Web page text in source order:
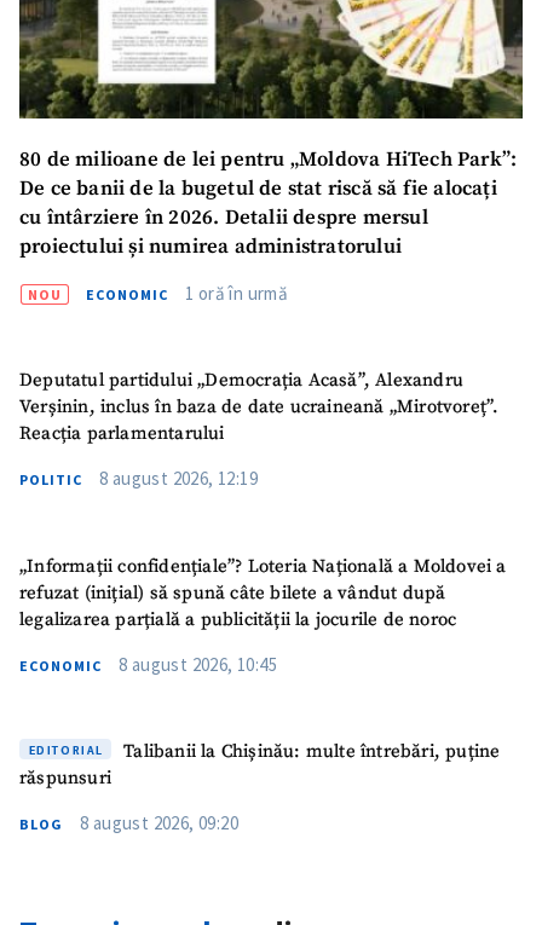
80 de milioane de lei pentru „Moldova HiTech Park”:
De ce banii de la bugetul de stat riscă să fie alocați
cu întârziere în 2026. Detalii despre mersul
proiectului și numirea administratorului
NOU ECONOMIC 1 oră în urmă
Deputatul partidului „Democrația Acasă”, Alexandru
Verșinin, inclus în baza de date ucraineană „Mirotvoreț”.
Reacția parlamentarului
POLITIC 8 august 2026, 12:19
„Informații confidențiale”? Loteria Națională a Moldovei a
refuzat (inițial) să spună câte bilete a vândut după
legalizarea parțială a publicității la jocurile de noroc
ECONOMIC 8 august 2026, 10:45
EDITORIAL
Talibanii la Chișinău: multe întrebări, puține
răspunsuri
BLOG 8 august 2026, 09:20